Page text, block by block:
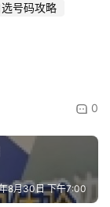
选号码攻略
0
8月30日 下午7:00